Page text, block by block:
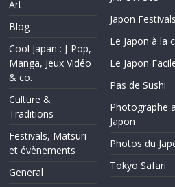
Art
Blog
Cool Japan : J-Pop,
Manga, Jeux Vidéo
& co.
Culture &
Traditions
Festivals, Matsuri
et évènements
General
Japon Festivals
Le Japon à la
Le Japon
Pas de Sushi
Photographe
Japon
Photos du
Tokyo Safari